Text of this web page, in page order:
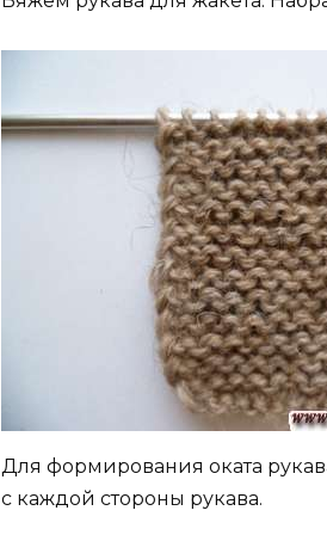
Для формирования оката
с каждой стороны рукава.